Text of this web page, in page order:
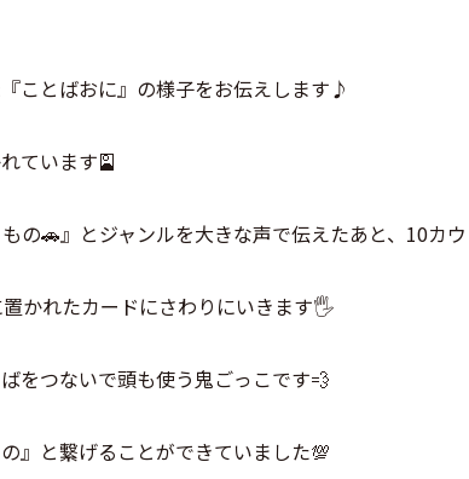
ことばおに』の様子をお伝えします♪
ています🎴
の🚗』とジャンルを大きな声で伝えたあと、10カ
かれたカードにさわりにいきます🖐️
をつないで頭も使う鬼ごっこです💨
』と繋げることができていました💯